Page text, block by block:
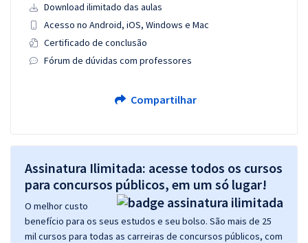
Download ilimitado das aulas
Acesso no Android, iOS, Windows e Mac
Certificado de conclusão
Fórum de dúvidas com professores
Compartilhar
Assinatura Ilimitada: acesse todos os cursos
para concursos públicos, em um só lugar!
O melhor custo
benefício para os seus estudos e seu bolso. São mais de 25
mil cursos para todas as carreiras de concursos públicos, com